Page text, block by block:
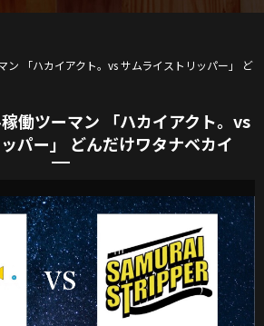
ン 「ハカイアクト。vs サムライストリッパー」 ど
働ツーマン 「ハカイアクト。vs
パー」 どんだけワタナベカイ